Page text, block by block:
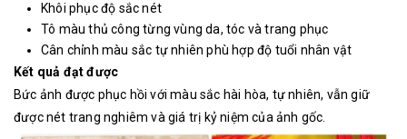
Khôi phục độ sắc nét
Tô màu thủ công từng vùng da, tóc và trang phục
Cân chỉnh màu sắc tự nhiên phù hợp độ tuổi nhân vật
Kết quả đạt được
Bức ảnh được phục hồi với màu sắc hài hòa, tự nhiên, vẫn giữ
được nét trang nghiêm và giá trị kỷ niệm của ảnh gốc.